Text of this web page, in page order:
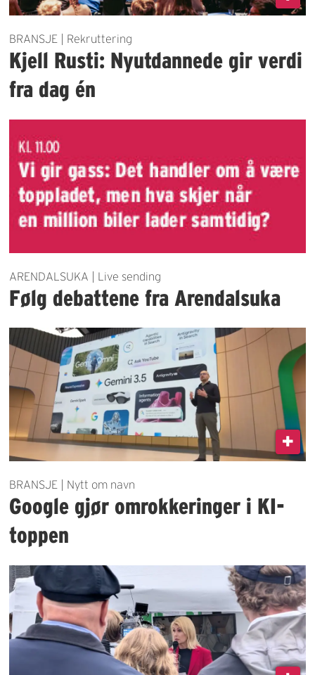
BRANSJE | Rekruttering
Kjell Rusti: Nyutdannede gir verdi
fra dag én
ARENDALSUKA | Live sending
Følg debattene fra Arendalsuka
BRANSJE | Nytt om navn
Google gjør omrokkeringer i KI-
toppen